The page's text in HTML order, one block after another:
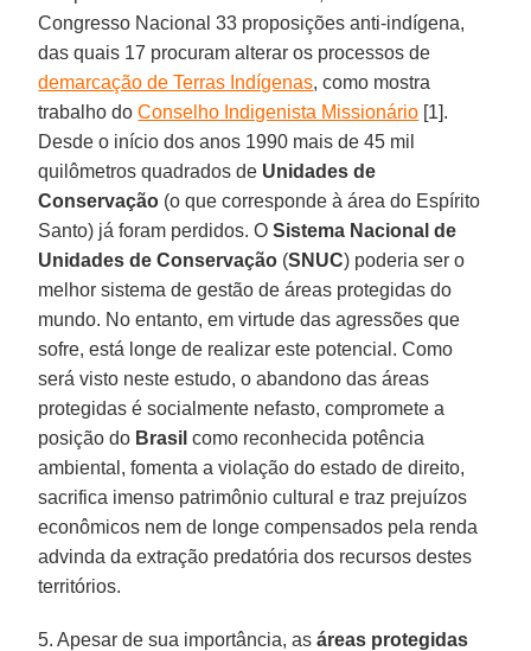
Congresso Nacional 33 proposições anti-indígena,
das quais 17 procuram alterar os processos de
demarcação de Terras Indígenas, como mostra
trabalho do Conselho Indigenista Missionário [1].
Desde o início dos anos 1990 mais de 45 mil
quilômetros quadrados de Unidades de
Conservação (o que corresponde à área do Espírito
Santo) já foram perdidos. OSistema Nacional de
Unidades de Conservação (SNUC) poderia ser o
melhor sistema de gestão de áreas protegidas do
mundo. No entanto, em virtude das agressões que
sofre, está longe de realizar este potencial. Como
será visto neste estudo, o abandono das áreas
protegidas é socialmente nefasto, compromete a
posição do Brasil como reconhecida potência
ambiental, fomenta a violação do estado de direito,
sacrifica imenso patrimônio cultural e traz prejuízos
econômicos nem de longe compensados pela renda
advinda da extração predatória dos recursos destes
territórios.
5. Apesar de sua importância, asáreas protegidas